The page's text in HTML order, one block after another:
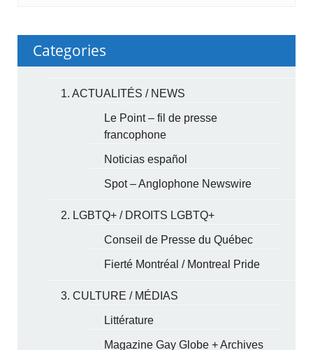
Categories
1. ACTUALITÉS / NEWS
Le Point – fil de presse
francophone
Noticias español
Spot – Anglophone Newswire
2. LGBTQ+ / DROITS LGBTQ+
Conseil de Presse du Québec
Fierté Montréal / Montreal Pride
3. CULTURE / MÉDIAS
Littérature
Magazine Gay Globe + Archives